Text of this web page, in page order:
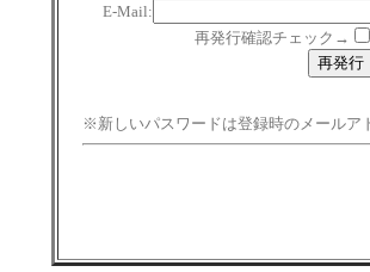
E-Mail:
再発行確認チェック→
※新しいパスワードは登録時のメールア